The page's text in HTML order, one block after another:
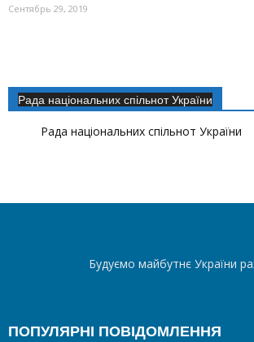
Сентябрь 29, 2019
Рада національних спільнот України
Рада національних спільнот України
Будуємо майбутнє України
ПОПУЛЯРНІ ПОВІДОМЛЕННЯ